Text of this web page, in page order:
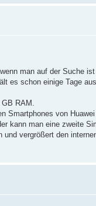
man auf der Suche
es schon einige Tage
RAM.
Smartphones von
kann man eine zweite
vergrößert den